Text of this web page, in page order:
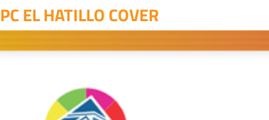
PC EL HATILLO COVER